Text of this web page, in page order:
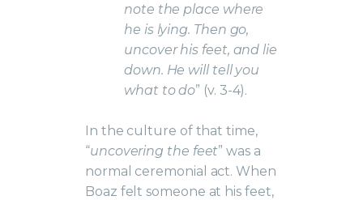
note the place where
he is lying. Then go,
uncover his feet, and lie
down. He will tell you
what to do” (v. 3-4).
In the culture of that time,
“uncovering the feet” was a
normal ceremonial act. When
Boaz felt someone at his feet,